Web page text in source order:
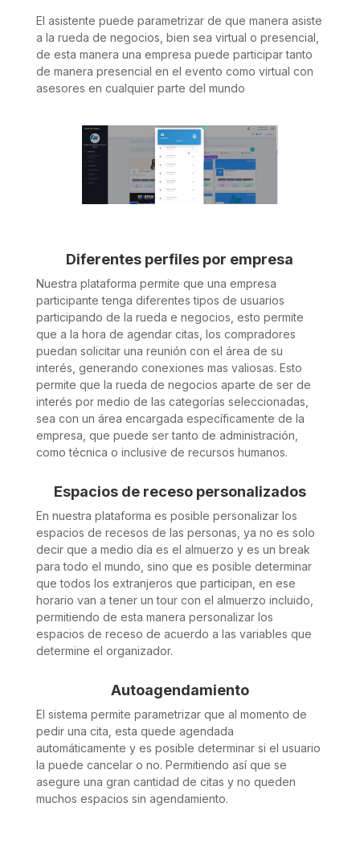
El asistente puede parametrizar de que manera asiste
a la rueda de negocios, bien sea virtual o presencial,
de esta manera una empresa puede participar tanto
de manera presencial en el evento como virtual con
asesores en cualquier parte del mundo
Diferentes perfiles por empresa
Nuestra plataforma permite que una empresa
participante tenga diferentes tipos de usuarios
participando de la rueda e negocios, esto permite
que a la hora de agendar citas, los compradores
puedan solicitar una reunión con el área de su
interés, generando conexiones mas valiosas. Esto
permite que la rueda de negocios aparte de ser de
interés por medio de las categorías seleccionadas,
sea con un área encargada específicamente de la
empresa, que puede ser tanto de administración,
como técnica o inclusive de recursos humanos.
Espacios de receso personalizados
En nuestra plataforma es posible personalizar los
espacios de recesos de las personas, ya no es solo
decir que a medio día es el almuerzo y es un break
para todo el mundo, sino que es posible determinar
que todos los extranjeros que participan, en ese
horario van a tener un tour con el almuerzo incluido,
permitiendo de esta manera personalizar los
espacios de receso de acuerdo a las variables que
determine el organizador.
Autoagendamiento
El sistema permite parametrizar que al momento de
pedir una cita, esta quede agendada
automáticamente y es posible determinar si el usuario
la puede cancelar o no. Permitiendo así que se
asegure una gran cantidad de citas y no queden
muchos espacios sin agendamiento.